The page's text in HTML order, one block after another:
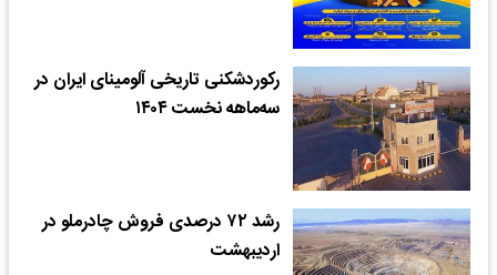
رکوردشکنی تاریخی آلومینای ایران در
سه‌ماهه نخست ۱۴۰۴
رشد ۷۲ درصدی فروش چادرملو در
اردیبهشت